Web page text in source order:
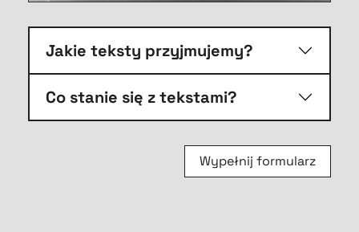
Jakie teksty przyjmujemy?
Co stanie się z tekstami?
Wypełnij formularz